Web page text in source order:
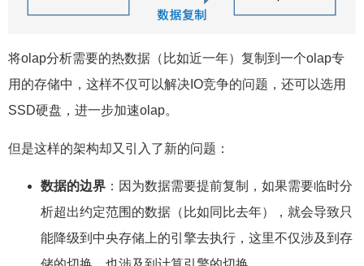
将olap分析需要的热数据（比如近一年）复制到一个olap专
用的存储中，这样不仅可以解决IO竞争的问题，还可以选用
SSD硬盘，进一步加速olap。
但是这样的架构却又引入了新的问题：
数据的边界
：因为数据需要提前复制，如果需要临时分
析超出约定范围的数据（比如同比去年），就会导致只
能降级到中央存储上的引擎去执行，这里不仅涉及到存
储的切换，也涉及到计算引擎的切换。